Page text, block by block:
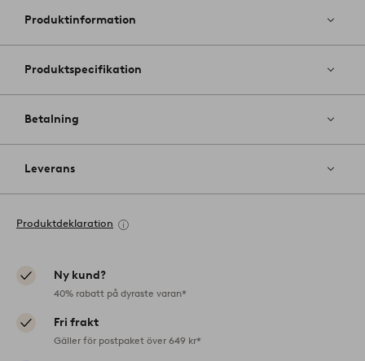
favoriter
Produktinformation
Produktspecifikation
Betalning
Leverans
Produktdeklaration
Ny kund?
40% rabatt på dyraste varan*
Fri frakt
Gäller för postpaket över 649 kr*